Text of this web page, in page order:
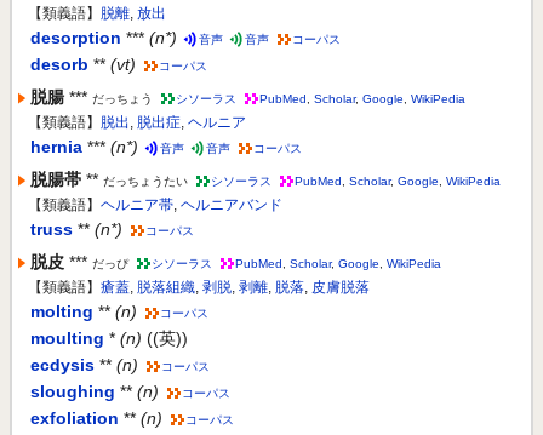
【類義語】 脱離, 放出
desorption *** (n*) 音声 音声 コーパス
desorb ** (vt) コーパス
脱腸 *** だっちょう シソーラス PubMed Scholar, Google WikiPedia
【類義語】 脱出, 脱出症, ヘルニア
hernia *** (n*) 音声 音声 コーパス
脱腸帯 ** だっちょうたい シソーラス PubMed Scholar, Google WikiPedia
【類義語】 ヘルニア帯, ヘルニアバンド
truss ** (n*) コーパス
脱皮 *** だっぴ シソーラス PubMed Scholar, Google WikiPedia
【類義語】 瘡蓋, 脱落組織, 剥脱, 剥離, 脱落, 皮膚脱落
molting ** (n) コーパス
moulting * (n) ((英))
ecdysis ** (n) コーパス
sloughing ** (n) コーパス
exfoliation ** (n) コーパス